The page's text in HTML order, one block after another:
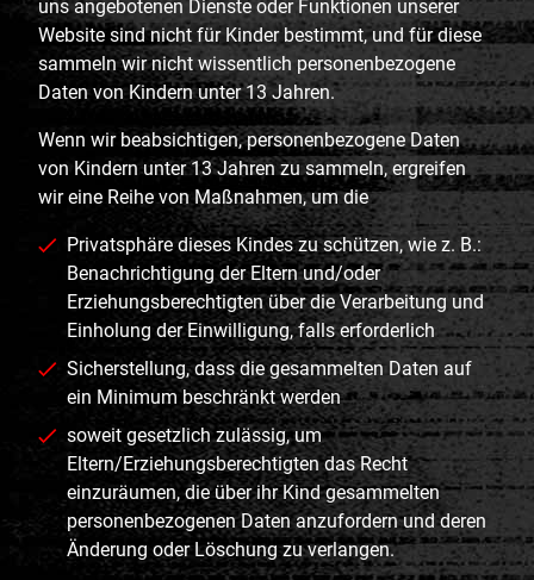
uns angebotenen Dienste oder Funktionen unserer
Website sind nicht für Kinder bestimmt, und für diese
sammeln wir nicht wissentlich personenbezogene
Daten von Kindern unter 13 Jahren.
Wenn wir beabsichtigen, personenbezogene Daten
von Kindern unter 13 Jahren zu sammeln, ergreifen
wir eine Reihe von Maßnahmen, um die
Privatsphäre dieses Kindes zu schützen, wie z. B.:
Benachrichtigung der Eltern und/oder
Erziehungsberechtigten über die Verarbeitung und
Einholung der Einwilligung, falls erforderlich
Sicherstellung, dass die gesammelten Daten auf
ein Minimum beschränkt werden
soweit gesetzlich zulässig, um
Eltern/Erziehungsberechtigten das Recht
einzuräumen, die über ihr Kind gesammelten
personenbezogenen Daten anzufordern und deren
Änderung oder Löschung zu verlangen.